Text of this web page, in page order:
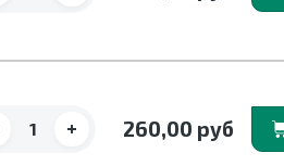
+ 260,00 рубВ корзину